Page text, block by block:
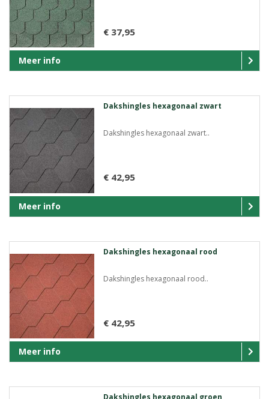
€ 37,95
Meer info
Dakshingles hexagonaal zwart
Dakshingles hexagonaal zwart..
€ 42,95
Meer info
Dakshingles hexagonaal rood
Dakshingles hexagonaal rood..
€ 42,95
Meer info